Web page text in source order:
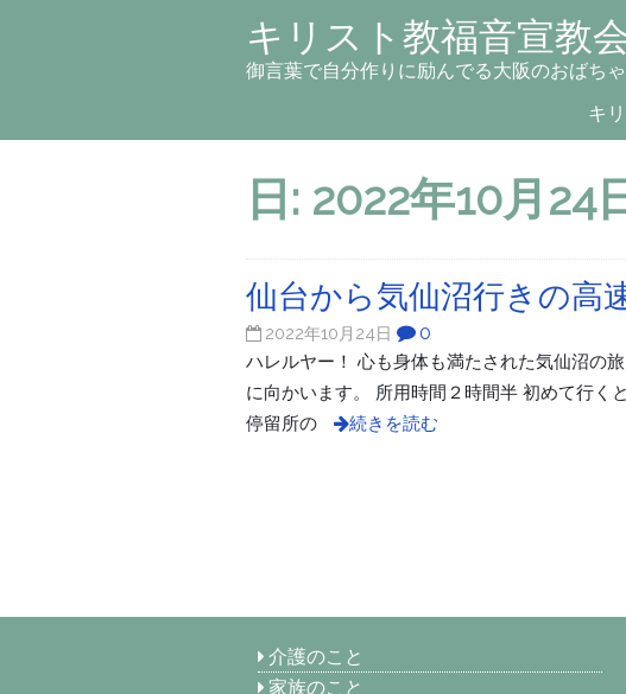
キリスト教福音宣教
御言葉で自分作りに励んでる大阪のおばち
キ
日: 2022年10月24
仙台から気仙沼行きの高
2022年10月24日 0
ハレルヤー！ 心も身体も満たされた気仙沼の
に向かいます。 所用時間２時間半 初めて行く
停留所の
続きを読む
介護のこと
家族のこと